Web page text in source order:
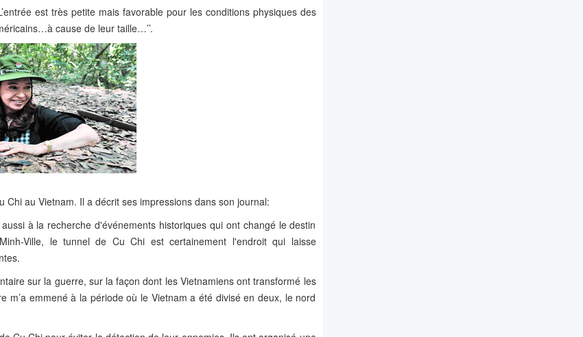
est très petite mais favorable pour les conditions physiques des
cause de leur taille…’’.
au Vietnam. Il a décrit ses impressions dans son journal:
à la recherche d'événements historiques qui ont changé le destin
Ville, le tunnel de Cu Chi est certainement l'endroit qui laisse
sur la guerre, sur la façon dont les Vietnamiens ont transformé les
m’a emmené à la période où le Vietnam a été divisé en deux, le nord